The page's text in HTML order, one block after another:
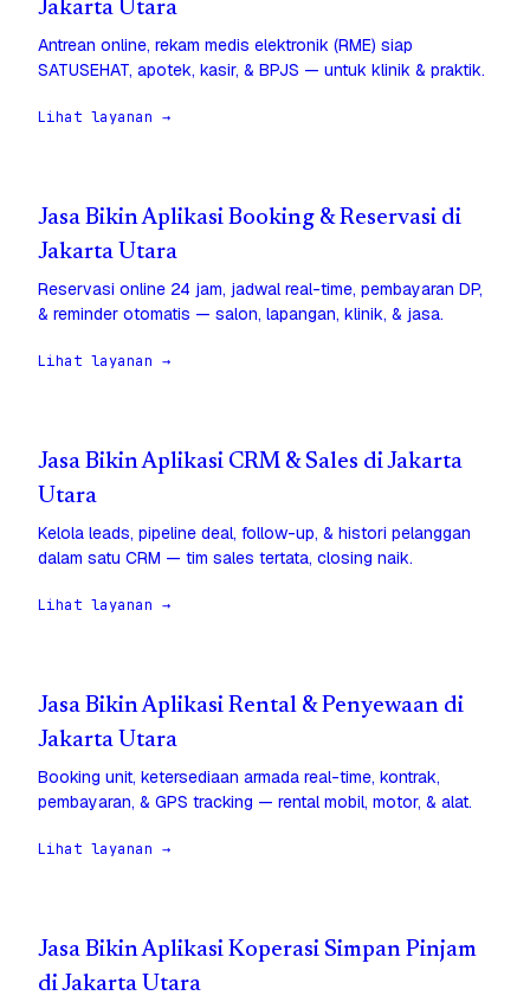
Jakarta Utara
Antrean online, rekam medis elektronik (RME) siap
SATUSEHAT, apotek, kasir, & BPJS — untuk klinik & praktik.
Lihat layanan →
Jasa Bikin Aplikasi Booking & Reservasi di
Jakarta Utara
Reservasi online 24 jam, jadwal real-time, pembayaran DP,
& reminder otomatis — salon, lapangan, klinik, & jasa.
Lihat layanan →
Jasa Bikin Aplikasi CRM & Sales di Jakarta
Utara
Kelola leads, pipeline deal, follow-up, & histori pelanggan
dalam satu CRM — tim sales tertata, closing naik.
Lihat layanan →
Jasa Bikin Aplikasi Rental & Penyewaan di
Jakarta Utara
Booking unit, ketersediaan armada real-time, kontrak,
pembayaran, & GPS tracking — rental mobil, motor, & alat.
Lihat layanan →
Jasa Bikin Aplikasi Koperasi Simpan Pinjam
di Jakarta Utara